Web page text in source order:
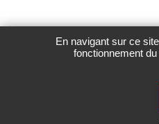
En navigant sur ce
fonctionnement